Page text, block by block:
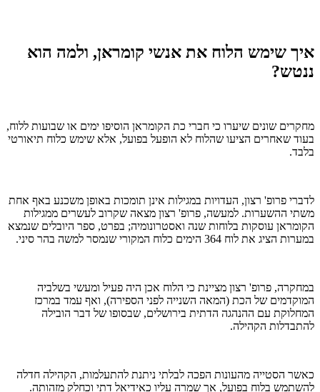
איך שימש הלוח את אנשי קומראן, ולמה הוא
ננטש?
מחקרים שונים שיערו כי חברי כת הקומראן הוסיפו ימים או שבועות ללוח,
בעוד שאחרים הציעו שהלוח לא הופעל בפועל, אלא שימש כלוח תיאורטי
בלבד.
לדברי פרופ' רצון, העדויות במגילות אינן תומכות באופן משכנע באף אחת
משתי ההשערות. למעשה, פרופ' רצון מצאה שקרוב לעשרים ממגילות
הקומראן עוסקות בלוחות שנה ואסטרונומיה; בפרט, ספר היובלים שנמצא
במערות הציג את לוח 364 הימים כלוח המקורי שנמסר למשה בהר סיני.
במחקרה, פרופ' רצון מציינת כי הלוח אכן היה פעיל ומעשי בשלביה
המוקדמים של הכת (המאה השנייה לפני הספירה), ואף עמד במרכז
המחלוקת עם ההנהגה הדתית בירושלים, שבסופו של דבר הובילה
להתבדלות הקהילה.
כאשר הסטייה מהעונות הפכה לבלתי ניתנת להתעלמות, הקהילה חדלה
להשתמש בלוח בפועל, אך שמרה עליו כאידיאל דתי וכחלק מזהותה.